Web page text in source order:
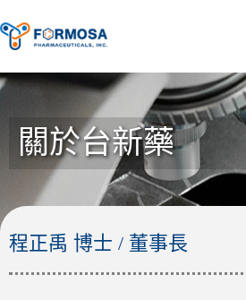
關於台新藥
程正禹 博士 / 董事長